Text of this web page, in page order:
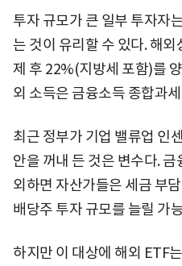
투자 규모가 큰 일부 투자자
는 것이 유리할 수 있다. 해
제 후 22%(지방세 포함)를
외 소득은 금융소득 종합과
최근 정부가 기업 밸류업 인
안을 꺼내 든 것은 변수다.
외하면 자산가들은 세금 부
배당주 투자 규모를 늘릴 가
하지만 이 대상에 해외 ETF